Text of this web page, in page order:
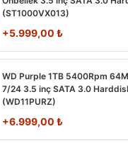
(ST1000VX013)
+5.999,00 ₺
WD Purple 1TB 5400Rpm
7/24 3.5 inç SATA 3.0
(WD11PURZ)
+6.999,00 ₺